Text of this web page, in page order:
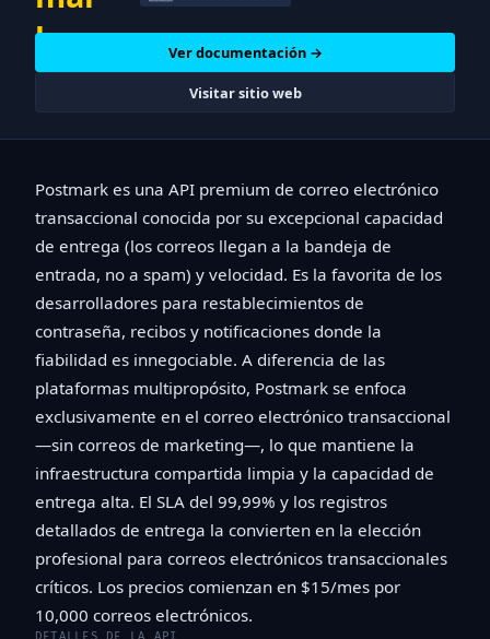
Ver documentación →
Visitar sitio web
Postmark es una API premium de correo electrónico
transaccional conocida por su excepcional capacidad
de entrega (los correos llegan a la bandeja de
entrada, no a spam) y velocidad. Es la favorita de los
desarrolladores para restablecimientos de
contraseña, recibos y notificaciones donde la
fiabilidad es innegociable. A diferencia de las
plataformas multipropósito, Postmark se enfoca
exclusivamente en el correo electrónico transaccional
—sin correos de marketing—, lo que mantiene la
infraestructura compartida limpia y la capacidad de
entrega alta. El SLA del 99,99% y los registros
detallados de entrega la convierten en la elección
profesional para correos electrónicos transaccionales
críticos. Los precios comienzan en $15/mes por
10,000 correos electrónicos.